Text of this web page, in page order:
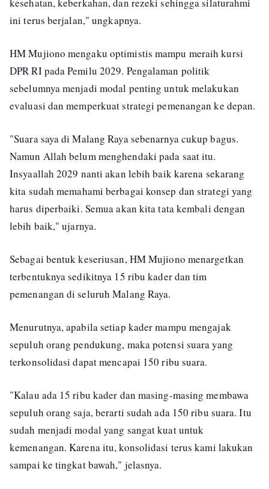
ini terus berjalan," ungkapnya.
HM Mujiono mengaku optimistis mampu meraih kursi
DPR RI pada Pemilu 2029. Pengalaman politik
sebelumnya menjadi modal penting untuk melakukan
evaluasi dan memperkuat strategi pemenangan ke depan.
"Suara saya di Malang Raya sebenarnya cukup bagus.
Namun Allah belum menghendaki pada saat itu.
Insyaallah 2029 nanti akan lebih baik karena sekarang
kita sudah memahami berbagai konsep dan strategi yang
harus diperbaiki. Semua akan kita tata kembali dengan
lebih baik," ujarnya.
Sebagai bentuk keseriusan, HM Mujiono menargetkan
terbentuknya sedikitnya 15 ribu kader dan tim
pemenangan di seluruh Malang Raya.
Menurutnya, apabila setiap kader mampu mengajak
sepuluh orang pendukung, maka potensi suara yang
terkonsolidasi dapat mencapai 150 ribu suara.
"Kalau ada 15 ribu kader dan masing-masing membawa
sepuluh orang saja, berarti sudah ada 150 ribu suara. Itu
sudah menjadi modal yang sangat kuat untuk
kemenangan. Karena itu, konsolidasi terus kami lakukan
sampai ke tingkat bawah," jelasnya.